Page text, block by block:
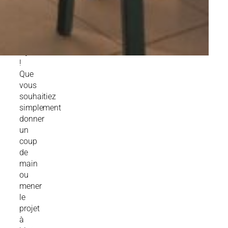
!
Que
vous
souhaitiez
simplement
donner
un
coup
de
main
ou
mener
le
projet
à